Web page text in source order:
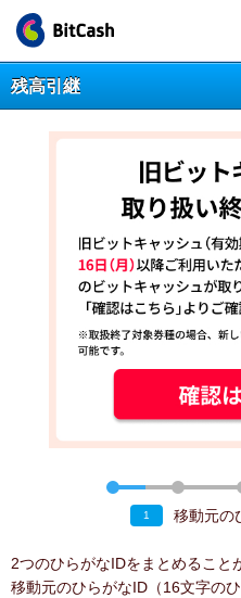
残高引継
1 移動元の
2つのひらがなIDをまとめること
移動元のひらがなID（16文字の